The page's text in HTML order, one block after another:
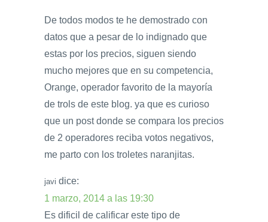
De todos modos te he demostrado con
datos que a pesar de lo indignado que
estas por los precios, siguen siendo
mucho mejores que en su competencia,
Orange, operador favorito de la mayoría
de trols de este blog. ya que es curioso
que un post donde se compara los precios
de 2 operadores reciba votos negativos,
me parto con los troletes naranjitas.
javi dice:
1 marzo, 2014 a las 19:30
Es dificil de calificar este tipo de